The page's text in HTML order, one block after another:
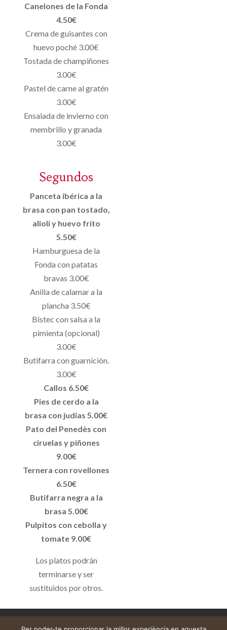
Canelones de la Fonda
4.50€
Crema de guisantes con
huevo poché 3.00€
Tostada de champiñones
3.00€
Pastel de carne al gratén
3.00€
Ensalada de invierno con
membrillo y granada
3.00€
Segundos
Panceta ibérica a la
brasa con pan tostado,
alioli y huevo frito
5.50€
Hamburguesa de la
Fonda con patatas
bravas 3.00€
Anilla de calamar a la
plancha 3.50€
Bistec con salsa a la
pimienta (opcional)
3.00€
Butifarra con guarnición.
3.00€
Callos 6.50€
Pies de cerdo a la
brasa con judías 5.00€
Pato del Penedès con
ciruelas y piñones
9.00€
Ternera con rovellones
6.50€
Butifarra negra a la
brasa 5.00€
Pulpitos con cebolla y
tomate 9.00€
Los platos podrán
terminarse y ser
sustituidos por otros.